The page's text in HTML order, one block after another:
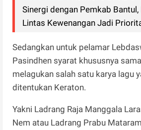
Sinergi dengan Pemkab
Lintas Kewenangan Jadi
Sedangkan untuk pelamar
Pasindhen syarat khususnya
melagukan salah satu karya lagu
ditentukan Keraton.
Yakni Ladrang Raja Manggala
Nem atau Ladrang Prabu